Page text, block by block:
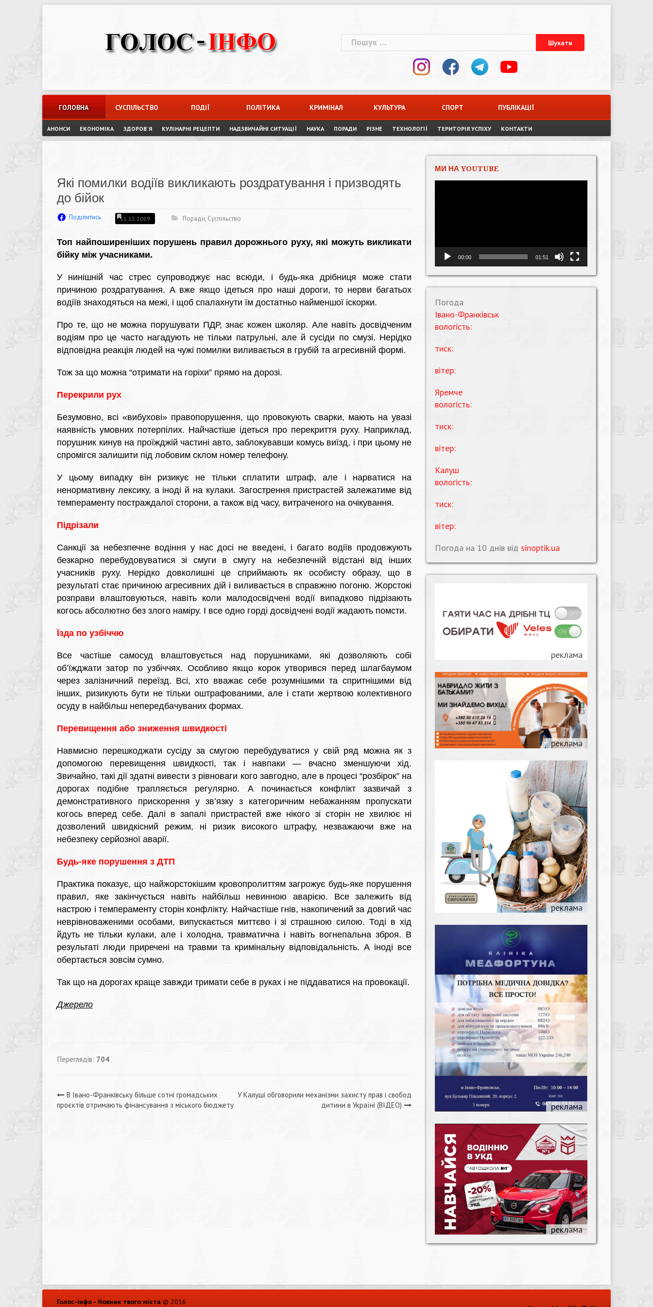
Пошук:
ГОЛОВНА СУСПІЛЬСТВО ПОДІЇ ПОЛІТИКА КРИМІНАЛ КУЛЬТУРА СПОРТ ПУБЛІКАЦІЇ
АНОНСИ ЕКОНОМІКА ЗДОРОВ`Я КУЛІНАРНІ РЕЦЕПТИ НАДЗВИЧАЙНІ СИТУАЦІЇ НАУКА ПОРАДИ РІЗНЕ ТЕХНОЛОГІЇ ТЕРИТОРІЯ УСПІХУ КОНТАКТИ
Які помилки водіїв викликають роздратування і призводять
до бійок
Поділитись 11.12.2019 Поради, Суспільство
Топ найпоширеніших порушень правил дорожнього руху, які можуть викликати
бійку між учасниками.
У нинішній час стрес супроводжує нас всюди, і будь-яка дрібниця може стати
причиною роздратування. А вже якщо ідеться про наші дороги, то нерви багатьох
водіїв знаходяться на межі, і щоб спалахнути їм достатньо найменшої іскорки.
Про те, що не можна порушувати ПДР, знає кожен школяр. Але навіть досвідченим
водіям про це часто нагадують не тільки патрульні, але й сусіди по смузі. Нерідко
відповідна реакція людей на чужі помилки виливається в грубій та агресивній формі.
Тож за що можна “отримати на горіхи” прямо на дорозі.
Перекрили рух
Безумовно, всі «вибухові» правопорушення, що провокують сварки, мають на увазі
наявність умовних потерпілих. Найчастіше ідеться про перекриття руху. Наприклад,
порушник кинув на проїжджій частині авто, заблокувавши комусь виїзд, і при цьому не
спромігся залишити під лобовим склом номер телефону.
У цьому випадку він ризикує не тільки сплатити штраф, але і нарватися на
ненормативну лексику, а іноді й на кулаки. Загострення пристрастей залежатиме від
темпераменту постраждалої сторони, а також від часу, витраченого на очікування.
Підрізали
Санкції за небезпечне водіння у нас досі не введені, і багато водіїв продовжують
безкарно перебудовуватися зі смуги в смугу на небезпечній відстані від інших
учасників руху. Нерідко довколишні це сприймають як особисту образу, що в
результаті стає причиною агресивних дій і виливається в справжню погоню. Жорстокі
розправи влаштовуються, навіть коли малодосвідчені водії випадково підрізають
когось абсолютно без злого наміру. І все одно горді досвідчені водії жадають помсти.
Їзда по узбіччю
Все частіше самосуд влаштовується над порушниками, які дозволяють собі
об’їжджати затор по узбіччях. Особливо якщо корок утворився перед шлагбаумом
через залізничний переїзд. Всі, хто вважає себе розумнішими та спритнішими від
інших, ризикують бути не тільки оштрафованими, але і стати жертвою колективного
осуду в найбільш непередбачуваних формах.
Перевищення або зниження швидкості
Навмисно перешкоджати сусіду за смугою перебудуватися у свій ряд можна як з
допомогою перевищення швидкості, так і навпаки — вчасно зменшуючи хід.
Звичайно, такі дії здатні вивести з рівноваги кого завгодно, але в процесі “розбірок” на
дорогах подібне трапляється регулярно. А починається конфлікт зазвичай з
демонстративного прискорення у зв’язку з категоричним небажанням пропускати
когось вперед себе. Далі в запалі пристрастей вже нікого зі сторін не хвилює ні
дозволений швидкісний режим, ні ризик високого штрафу, незважаючи вже на
небезпеку серйозної аварії.
Будь-яке порушення з ДТП
Практика показує, що найжорстокішим кровопролиттям загрожує будь-яке порушення
правил, яке закінчується навіть найбільш невинною аварією. Все залежить від
настрою і темпераменту сторін конфлікту. Найчастіше гнів, накопичений за довгий час
неврівноваженими особами, випускається миттєво і зі страшною силою. Тоді в хід
йдуть не тільки кулаки, але і холодна, травматична і навіть вогнепальна зброя. В
результаті люди приречені на травми та кримінальну відповідальність. А іноді все
обертається зовсім сумно.
Так що на дорогах краще завжди тримати себе в руках і не піддаватися на провокації.
Джерело
Переглядів: 704
Навігація
В Івано-Франківську більше сотні громадських
проєктів отримають фінансування з міського бюджету
У Калуші обговорили механізми захисту прав і свобод
дитини в Україні (ВІДЕО)
МИ НА YOUTUBE
00:00 01:51
Погода
Івано-Франківськ
вологість:
тиск:
вітер:
Яремче
вологість:
тиск:
вітер:
Калуш
вологість:
тиск:
вітер:
Погода на 10 днів від sinoptik.ua
Голос-інфо - Новини твого міста © 2016